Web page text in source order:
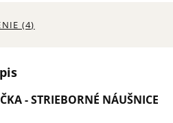
(4)
- STRIEBORNÉ NÁUŠNICE